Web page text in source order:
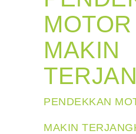
MAKIN
PENDEKKAN
MAKIN